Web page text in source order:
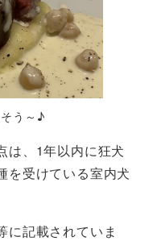
う～♪
は、1年以内に狂犬
を受けている室内犬
に記載されていま